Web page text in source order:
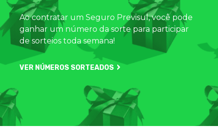
Ao contratar um Seguro Previsul, você pode
ganhar um número da sorte para participar
de sorteios toda semana!
VER NÚMEROS SORTEADOS